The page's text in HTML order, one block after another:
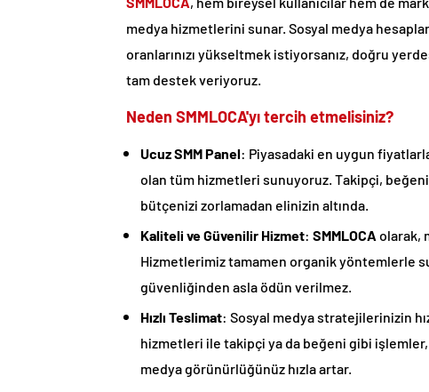
medya hizmetlerini sunar. Sosyal medya
oranlarınızı yükseltmek istiyorsanız, doğru
tam destek veriyoruz.
Neden SMMLOCA'yı tercih etmelisiniz?
Ucuz SMM Panel: Piyasadaki en uygun
olan tüm hizmetleri sunuyoruz. Takipçi,
bütçenizi zorlamadan elinizin altında.
Kaliteli ve Güvenilir Hizmet: SMMLOCA olarak,
Hizmetlerimiz tamamen organik yöntemlerle
güvenliğinden asla ödün verilmez.
Hızlı Teslimat: Sosyal medya stratejilerinizin
hizmetleri ile takipçi ya da beğeni gibi işlemler,
medya görünürlüğünüz hızla artar.